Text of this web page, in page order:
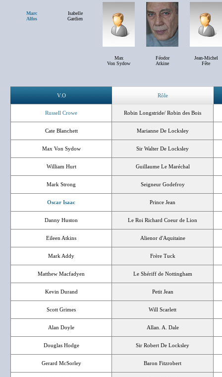
Marc
Alfos
Isabelle
Gardien
Max
Von Sydow
Féodor
Atkine
Jean-Michel
Fête
V.O Rôle
Russell Crowe Robin Longstride/ Robin des Bois
Cate Blanchett Marianne De Locksley
Max Von Sydow Sir Walter De Locksley
William Hurt Guillaume Le Maréchal
Mark Strong Seigneur Godefroy
Oscar Isaac Prince Jean
Danny Huston Le Roi Richard Coeur de Lion
Eileen Atkins Alienor d'Aquitaine
Mark Addy Frère Tuck
Matthew Macfadyen Le Shériff de Nottingham
Kevin Durand Petit Jean
Scott Grimes Will Scarlett
Alan Doyle Allan. A. Dale
Douglas Hodge Sir Robert De Locksley
Gerard McSorley Baron Fitzrobert